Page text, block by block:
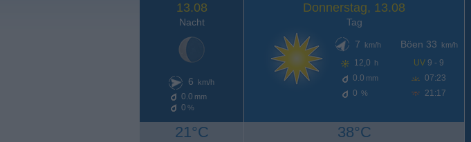
13.08
Nacht
6 km/h
0.0 mm
0 %
21°C
Donnerstag, 13.08
Tag
7
km/h
12,0 h
0.0 mm
0 %
Böen 33 km/h
UV 9 - 9
07:23
21:17
38°C